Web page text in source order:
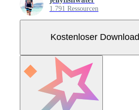
1.791 Ressourcen
Kostenloser Download